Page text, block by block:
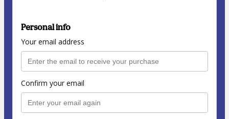
Personal info
Your email address
Confirm your email